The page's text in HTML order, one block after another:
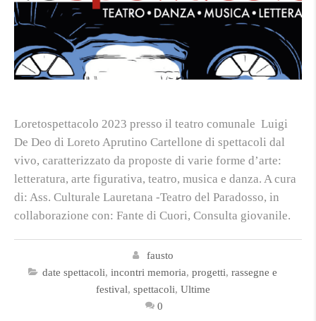
Loretospettacolo 2023 presso il teatro comunale Luigi
De Deo di Loreto Aprutino Cartellone di spettacoli dal
vivo, caratterizzato da proposte di varie forme d’arte:
letteratura, arte figurativa, teatro, musica e danza. A cura
di: Ass. Culturale Lauretana -Teatro del Paradosso, in
collaborazione con: Fante di Cuori, Consulta giovanile.
fausto
date spettacoli, incontri memoria, progetti, rassegne e
festival, spettacoli, Ultime
0